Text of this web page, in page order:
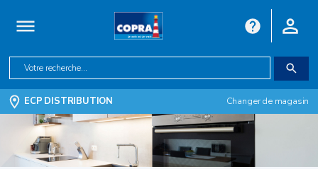
ECP DISTRIBUTION Changer de magasin